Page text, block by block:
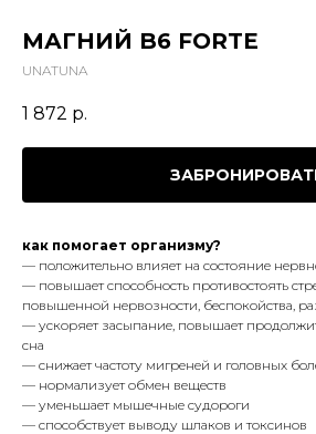
МАГНИЙ B6 FORTE
UNATUNA
1 872 р.
как помогает организму?
— положительно влияет на состояние
— повышает способность противостоять
повышенной нервозности, беспокойства,
— ускоряет засыпание, повышает
сна
— снижает частоту мигреней и головных
— нормализует обмен веществ
— уменьшает мышечные судороги
— способствует выводу шлаков и токсинов